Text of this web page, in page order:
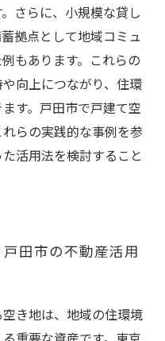
さらに、小規模な貸し
拠点として地域コミュ
もあります。これらの
向上につながり、住環
す。戸田市で戸建て空
らの実践的な事例を参
活用法を検討すること
田市の不動産活用
き地は、地域の住環境